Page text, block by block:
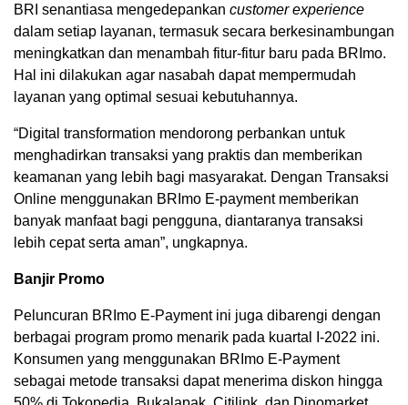
BRI senantiasa mengedepankan customer experience
dalam setiap layanan, termasuk secara berkesinambungan
meningkatkan dan menambah fitur-fitur baru pada BRImo.
Hal ini dilakukan agar nasabah dapat mempermudah
layanan yang optimal sesuai kebutuhannya.
“Digital transformation mendorong perbankan untuk
menghadirkan transaksi yang praktis dan memberikan
keamanan yang lebih bagi masyarakat. Dengan Transaksi
Online menggunakan BRImo E-payment memberikan
banyak manfaat bagi pengguna, diantaranya transaksi
lebih cepat serta aman”, ungkapnya.
Banjir Promo
Peluncuran BRImo E-Payment ini juga dibarengi dengan
berbagai program promo menarik pada kuartal I-2022 ini.
Konsumen yang menggunakan BRImo E-Payment
sebagai metode transaksi dapat menerima diskon hingga